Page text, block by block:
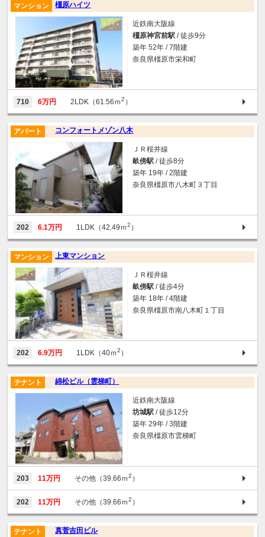
橿原ハイツ
マンション
近鉄南大阪線
橿原神宮前駅 / 徒歩9分
築年 52年 / 7階建
奈良県橿原市栄和町
710 6万円 2LDK（61.56ｍ2 ）
コンフォートメゾン八木
アパート
ＪＲ桜井線
畝傍駅 / 徒歩8分
築年 19年 / 2階建
奈良県橿原市八木町３丁目
202 6.1万円 1LDK（42.49ｍ2 ）
上東マンション
マンション
ＪＲ桜井線
畝傍駅 / 徒歩4分
築年 18年 / 4階建
奈良県橿原市南八木町１丁目
202 6.9万円 1LDK（40ｍ2 ）
綿松ビル（雲梯町）
テナント
近鉄南大阪線
坊城駅 / 徒歩12分
築年 29年 / 3階建
奈良県橿原市雲梯町
203 11万円 その他（39.66ｍ2 ）
202 11万円 その他（39.66ｍ2 ）
真菅吉田ビル
テナント